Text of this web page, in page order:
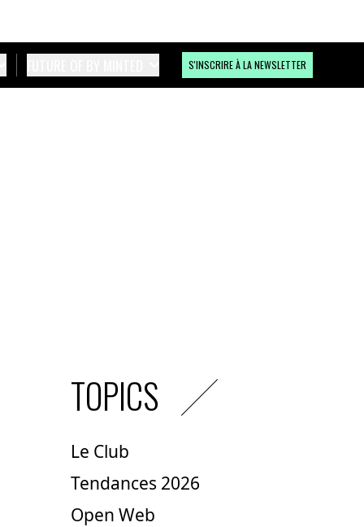
S'INSCRIRE À LA NEWSLETTER
TOPICS
Le Club
Tendances 2026
Open Web